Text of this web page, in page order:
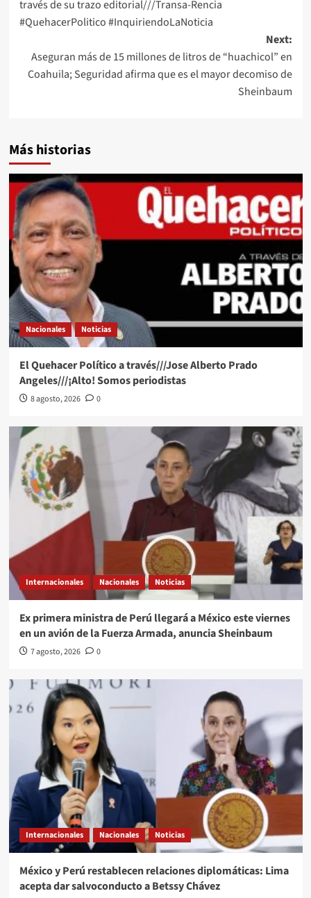
través de su trazo editorial///Transa-Rencia
#QuehacerPolitico #InquiriendoLaNoticia
Next:
Aseguran más de 15 millones de litros de “huachicol” en
Coahuila; Seguridad afirma que es el mayor decomiso de
Sheinbaum
Más historias
Nacionales Noticias
El Quehacer Político a través///Jose Alberto Prado
Angeles///¡Alto! Somos periodistas
8 agosto, 2026 0
Internacionales Nacionales Noticias
Ex primera ministra de Perú llegará a México este viernes
en un avión de la Fuerza Armada, anuncia Sheinbaum
7 agosto, 2026 0
Internacionales Nacionales Noticias
México y Perú restablecen relaciones diplomáticas: Lima
acepta dar salvoconducto a Betssy Chávez